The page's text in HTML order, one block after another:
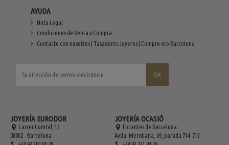
AYUDA
Nota Legal
Condiciones de Venta y Compra
Contacte con nosotros | Tasadores Joyeros | Compro oro Barcelona
JOYERÍA EURODOR
Carrer Comtal, 13
08002 - Barcelona
JOYERÍA OCASIÓ
Encantes de Barcelona
Avda. Meridiana, 69, parada 714-715